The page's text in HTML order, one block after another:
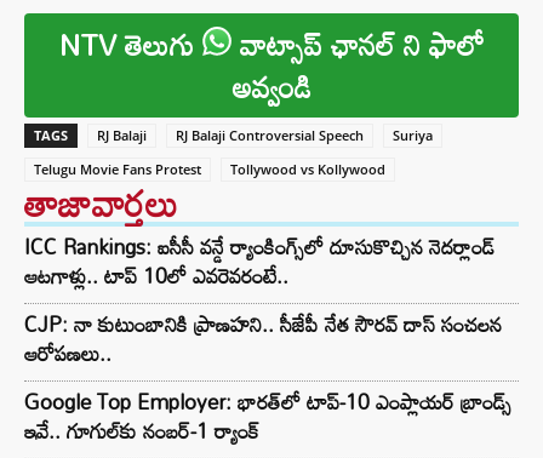
NTV తెలుగు వాట్సాప్ ఛానల్ ని ఫాలో
అవ్వండి
TAGS RJ Balaji RJ Balaji Controversial Speech
Suriya
Telugu Movie Fans Protest
Tollywood vs Kollywood
తాజావార్తలు
ICC Rankings: ఐసీసీ వన్డే ర్యాంకింగ్స్‌లో దూసుకొచ్చిన నెదర్లాండ్
ఆటగాళ్లు.. టాప్ 10లో ఎవరెవరంటే..
CJP: నా కుటుంబానికి ప్రాణహని.. సీజేపీ నేత సౌరవ్ దాస్ సంచలన
ఆరోపణలు..
Google Top Employer: భారత్‌లో టాప్-10 ఎంప్లాయర్ బ్రాండ్స్
ఇవే.. గూగుల్‌కు నంబర్-1 ర్యాంక్